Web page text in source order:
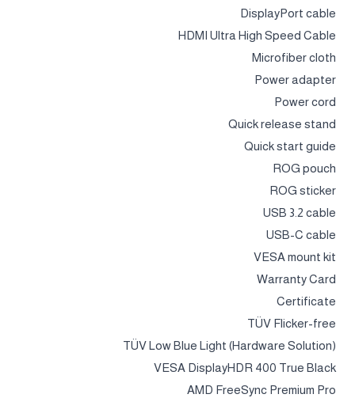
DisplayPort cable
HDMI Ultra High Speed Cable
Microfiber cloth
Power adapter
Power cord
Quick release stand
Quick start guide
ROG pouch
ROG sticker
USB 3.2 cable
USB-C cable
VESA mount kit
Warranty Card
Certificate
TÜV Flicker-free
TÜV Low Blue Light (Hardware Solution)
VESA DisplayHDR 400 True Black
AMD FreeSync Premium Pro